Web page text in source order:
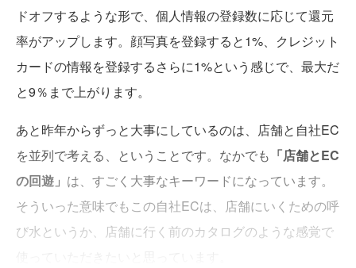
ドオフするような形で、個人情報の登録数に応じて還元
率がアップします。顔写真を登録すると1%、クレジット
カードの情報を登録するさらに1%という感じで、最大だ
と9％まで上がります。
あと昨年からずっと大事にしているのは、店舗と自社EC
を並列で考える、ということです。なかでも 「店舗とEC
の回遊」 は、すごく大事なキーワードになっています。
そういった意味でもこの自社ECは、店舗にいくための呼
び水というか、店舗に行く前のカタログのような感覚で